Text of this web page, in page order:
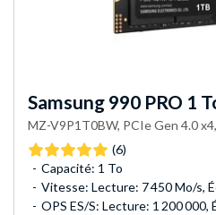
Samsung 990 PRO 1
MZ-V9P1T0BW, PCIe Gen 4.0
(6)
Capacité: 1 To
Vitesse: Lecture: 7 450 Mo/s,
OPS ES/S: Lecture: 1 200 000,